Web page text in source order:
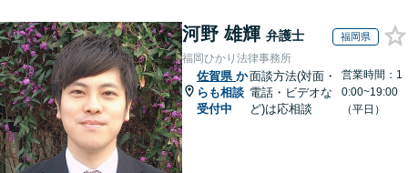
河野 雄輝 弁護士 福岡県
福岡ひかり法律事務所
佐賀県 か
らも相談
受付中
面談方法(対面・
電話・ビデオな
ど)は応相談
営業時間：1
0:00~19:00
（平日）